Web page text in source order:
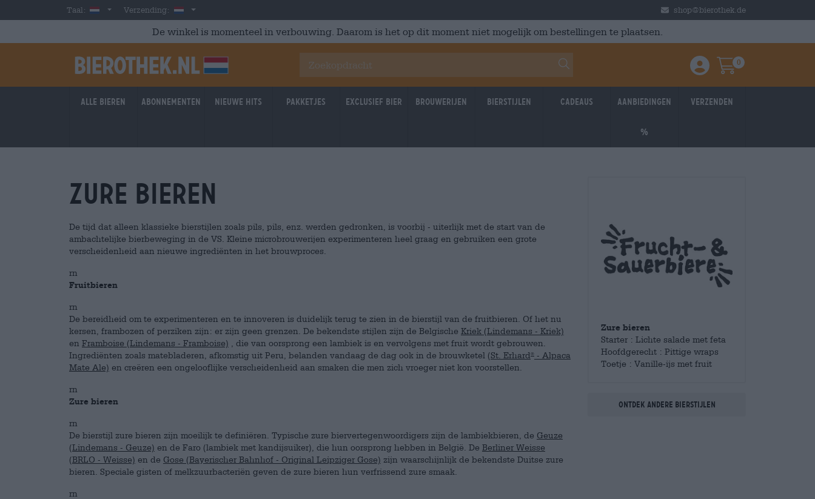
Skip to main content
Taal: DutchVerzending: Nederland shop@bierothek.de
De winkel is momenteel in verbouwing. Daarom is het op dit moment niet mogelijk om bestellingen te plaatsen.
Einloggen / Anmelden
Warenkorb
0
Alle bieren Abonnementen Nieuwe hits Pakketjes Exclusief Bier Brouwerijen Bierstijlen Cadeaus Aanbiedingen
%
Verzenden
zure bieren
De tijd dat alleen klassieke bierstijlen zoals pils, pils, enz. werden gedronken, is voorbij - uiterlijk met de start van de
ambachtelijke bierbeweging in de VS. Kleine microbrouwerijen experimenteren heel graag en gebruiken een grote
verscheidenheid aan nieuwe ingrediënten in het brouwproces.
rn
Fruitbieren
rn
De bereidheid om te experimenteren en te innoveren is duidelijk terug te zien in de bierstijl van de fruitbieren. Of het nu
kersen, frambozen of perziken zijn: er zijn geen grenzen. De bekendste stijlen zijn de Belgische Kriek (Lindemans - Kriek)
en Framboise (Lindemans - Framboise) , die van oorsprong een lambiek is en vervolgens met fruit wordt gebrouwen.
Ingrediënten zoals matebladeren, afkomstig uit Peru, belanden vandaag de dag ook in de brouwketel (St. Erhard ®
- Alpaca
Mate Ale) en creëren een ongelooflijke verscheidenheid aan smaken die men zich vroeger niet kon voorstellen.
rn
Zure bieren
rn
De bierstijl zure bieren zijn moeilijk te definiëren. Typische zure biervertegenwoordigers zijn de lambiekbieren, de Geuze
(Lindemans - Geuze) en de Faro (lambiek met kandijsuiker), die hun oorsprong hebben in België. De Berliner Weisse
(BRLO - Weisse) en de Gose (Bayerischer Bahnhof - Original Leipziger Gose) zijn waarschijnlijk de bekendste Duitse zure
bieren. Speciale gisten of melkzuurbacteriën geven de zure bieren hun verfrissend zure smaak.
rn
Zure bieren
Starter : Lichte salade met feta
Hoofdgerecht : Pittige wraps
Toetje : Vanille-ijs met fruit
Ontdek andere bierstijlen